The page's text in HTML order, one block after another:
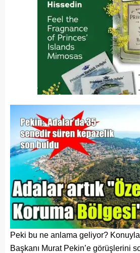
Peki bu ne anlama geliyor?
Başkanı Murat Pekin’e görüşlerini